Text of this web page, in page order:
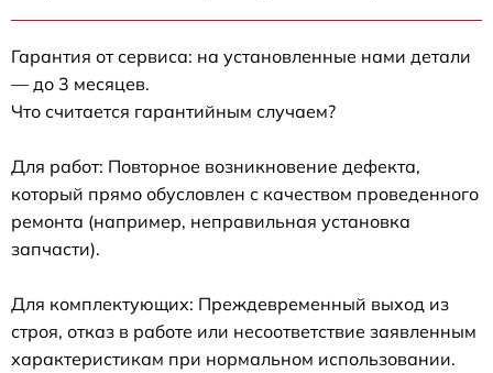
Гарантия от сервиса: на установленные нами детали
— до 3 месяцев.
Что считается гарантийным случаем?
Для работ: Повторное возникновение дефекта,
который прямо обусловлен с качеством проведенного
ремонта (например, неправильная установка
запчасти).
Для комплектующих: Преждевременный выход из
строя, отказ в работе или несоответствие заявленным
характеристикам при нормальном использовании.